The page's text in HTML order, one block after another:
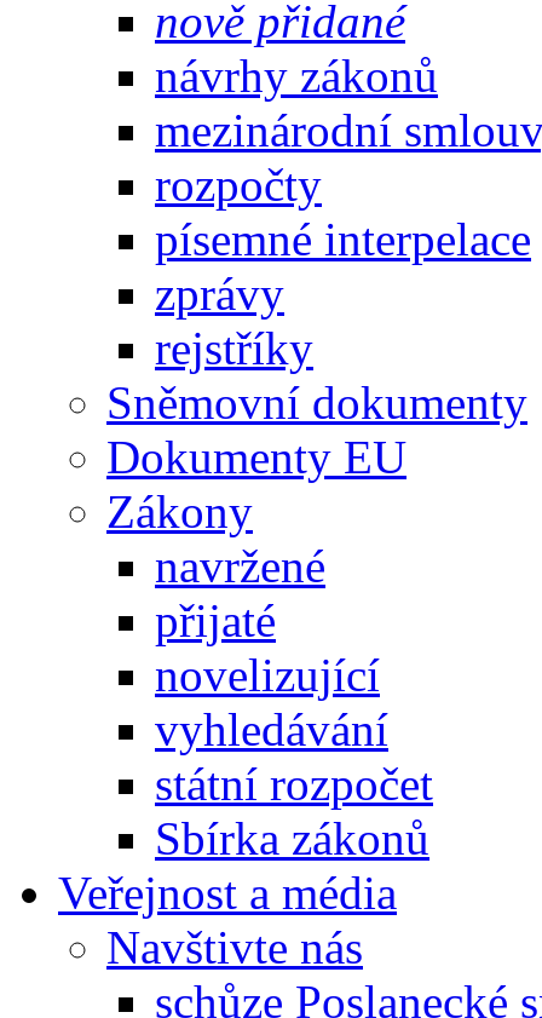
nově přidané
návrhy zákonů
mezinárodní
rozpočty
písemné interpelace
zprávy
rejstříky
Sněmovní dokumenty
Dokumenty EU
Zákony
navržené
přijaté
novelizující
vyhledávání
státní rozpočet
Sbírka zákonů
Veřejnost a média
Navštivte nás
schůze Poslanecké